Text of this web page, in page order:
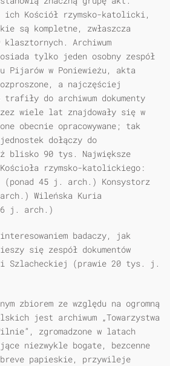
ich Kościół rzymsko-katolicki,
są kompletne, zwłaszcza
Archiwum
tylko jeden osobny zespół
Pijarów w Poniewieżu, akta
a najczęściej
trafiły do archiwum dokumenty
wiele lat znajdowały się w
obecnie opracowywane; tak
dołączy do
blisko 90 tys. Największe
Kościoła rzymsko-katolickiego:
(ponad 45 j. arch.) Konsystorz
Wileńska Kuria
j. arch.)
badaczy, jak
się zespół dokumentów
Szlacheckiej (prawie 20 tys. j.
zbiorem ze względu na ogromną
jest archiwum „Towarzystwa
zgromadzone w latach
niezwykle bogate, bezcenne
papieskie, przywileje